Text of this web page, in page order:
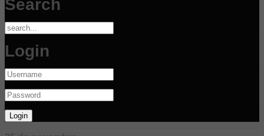
Search
Login